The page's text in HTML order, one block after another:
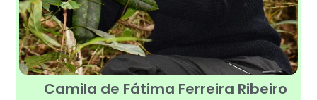
Camila de Fátima Ferreira Ribeiro